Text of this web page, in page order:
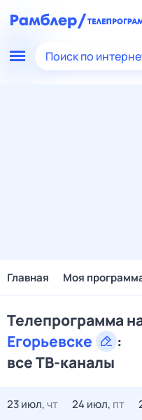
Поиск по
Главная Моя
Телепрограмма
Егорьевске
:
все ТВ-каналы
23 июл,чт 24 июл, пт